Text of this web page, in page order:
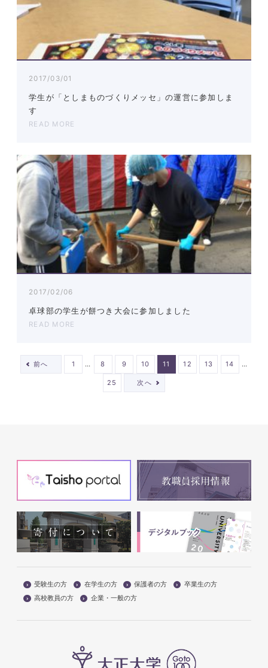
2017/03/01
学生が「としまものづくりメッセ」の運営に参加しま
す
READ MORE
2017/02/06
卓球部の学生が餅つき大会に参加しました
READ MORE
前へ 1 … 8 9 10 11 12 13 14 …
25 次へ
受験生の方 在学生の方 保護者の方
卒業生の方
高校教員の方
企業・一般の方